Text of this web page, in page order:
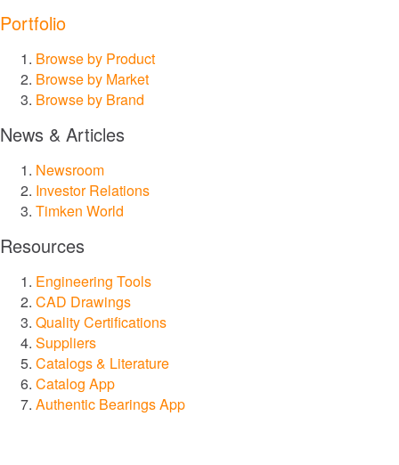
Portfolio
Browse by Product
Browse by Market
Browse by Brand
News & Articles
Newsroom
Investor Relations
Timken World
Resources
Engineering Tools
CAD Drawings
Quality Certifications
Suppliers
Catalogs & Literature
Catalog App
Authentic Bearings App